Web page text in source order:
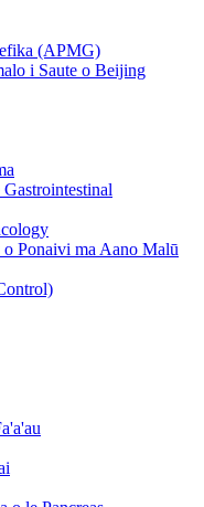
(APMG)
i Saute o Beijing
Ponaivi ma Aano Malū